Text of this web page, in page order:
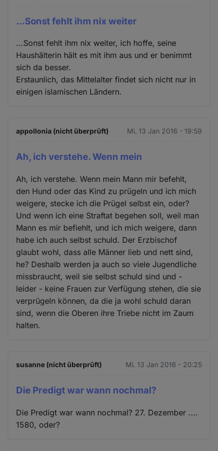
...Sonst fehlt ihm nix weiter
...Sonst fehlt ihm nix weiter, ich hoffe, seine
Haushälterin hält es mit ihm aus und er benimmt
sich da besser.
Erstaunlich, das Mittelalter findet sich nicht nur in
einigen islamischen Ländern.
appollonia (nicht überprüft) Mi. 13 Jan 2016 - 19:59
Ah, ich verstehe. Wenn mein
Ah, ich verstehe. Wenn mein Mann mir befehlt,
den Hund oder das Kind zu prügeln und ich mich
weigere, stecke ich die Prügel selbst ein, oder?
Und wenn ich eine Straftat begehen soll, weil man
Mann es mir befiehlt, und ich mich weigere, dann
habe ich auch selbst schuld. Der Erzbischof
glaubt wohl, dass alle Männer lieb und nett sind,
he? Deshalb werden ja auch so viele Jugendliche
missbraucht, weil sie selbst schuld sind und -
leider - keine Frauen zur Verfügung stehen, die sie
verprügeln können, da die ja wohl schuld daran
sind, wenn die Oberen ihre Triebe nicht im Zaum
halten.
susanne (nicht überprüft) Mi. 13 Jan 2016 - 20:25
Die Predigt war wann nochmal?
Die Predigt war wann nochmal? 27. Dezember ....
1580, oder?